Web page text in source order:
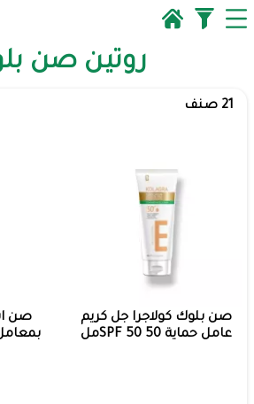
روتين صن
21 صنف
صن بلوك كولاجرا جل كريم
عامل حماية SPF 50 50مل
صن
بمعامل